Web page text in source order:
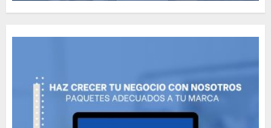
Need to Know About the
Movie?
The full story of
Thailand’s extraordinary